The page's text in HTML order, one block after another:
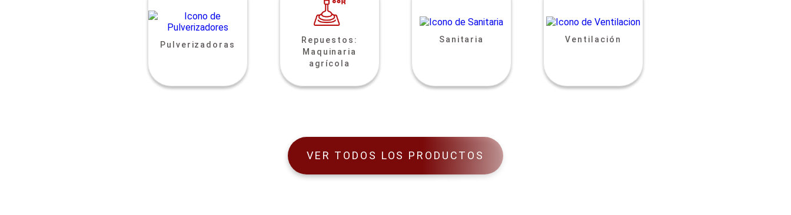
Pulverizadoras
Repuestos:
Maquinaria
agrícola
Sanitaria Ventilación
VER TODOS LOS PRODUCTOS